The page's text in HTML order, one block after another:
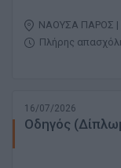
ΝΑΟΥΣΑ ΠΑΡΟΣ |
Πλήρης
16/07/2026
Οδηγός